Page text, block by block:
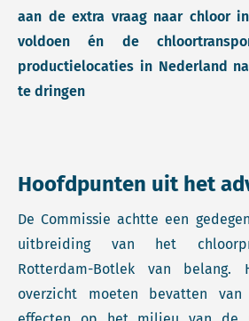
aan de extra vraag naar chloor
voldoen én de
productielocaties in Nederland
te dringen
Hoofdpunten uit het
De Commissie achtte een
uitbreiding van het
Rotterdam-Botlek van belang.
overzicht moeten bevatten